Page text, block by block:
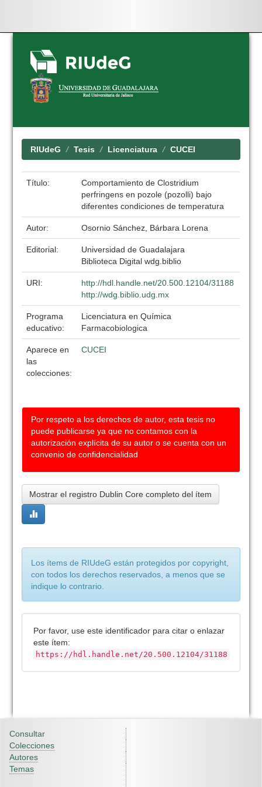
Skip
navigation
RIUdeG Tesis Licenciatura CUCEI
Título:
Comportamiento de Clostridium
perfringens en pozole (pozolli) bajo
diferentes condiciones de temperatura
Autor: Osornio Sánchez, Bárbara Lorena
Editorial:
Universidad de Guadalajara
Biblioteca Digital wdg.biblio
URI:
http://hdl.handle.net/20.500.12104/31188
http://wdg.biblio.udg.mx
Programa
educativo:
Licenciatura en Química
Farmacobiologica
Aparece en
las
colecciones:
CUCEI
Por respeto a los derechos de autor, esta tesis no
puede publicarse ya que no contamos con la
autorización explícita de su autor o se cuenta con un
convenio de confidencialidad
Mostrar el registro Dublin Core completo del ítem
Los ítems de RIUdeG están protegidos por copyright,
con todos los derechos reservados, a menos que se
indique lo contrario.
Por favor, use este identificador para citar o enlazar
este ítem:
https://hdl.handle.net/20.500.12104/31188
Consultar
Colecciones
Autores
Temas